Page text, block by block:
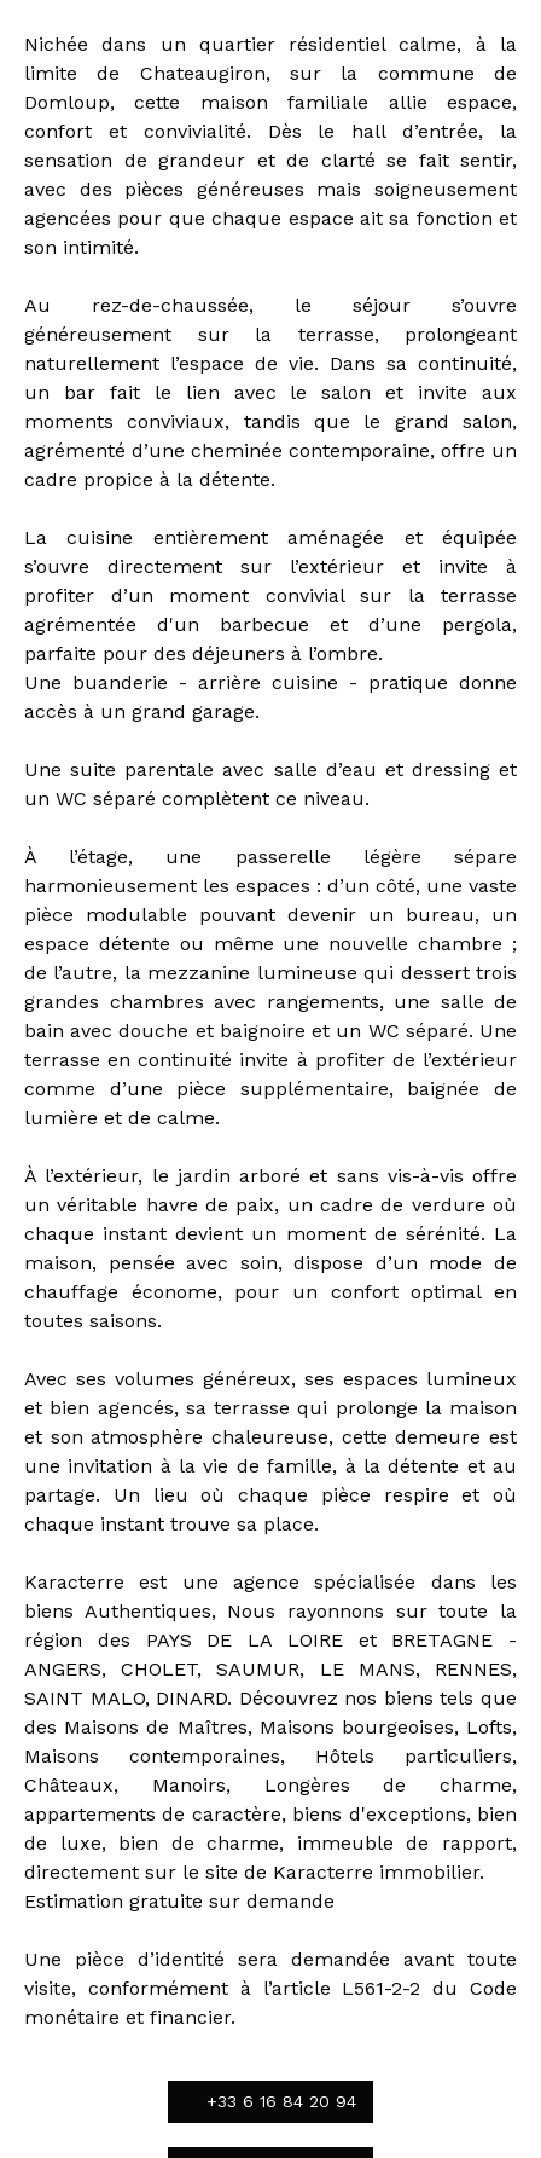
Nichée dans un quartier résidentiel calme, à la
limite de Chateaugiron, sur la commune de
Domloup, cette maison familiale allie espace,
confort et convivialité. Dès le hall d’entrée, la
sensation de grandeur et de clarté se fait sentir,
avec des pièces généreuses mais soigneusement
agencées pour que chaque espace ait sa fonction et
son intimité.
Au rez-de-chaussée, le séjour s’ouvre
généreusement sur la terrasse, prolongeant
naturellement l’espace de vie. Dans sa continuité,
un bar fait le lien avec le salon et invite aux
moments conviviaux, tandis que le grand salon,
agrémenté d’une cheminée contemporaine, offre un
cadre propice à la détente.
La cuisine entièrement aménagée et équipée
s’ouvre directement sur l’extérieur et invite à
profiter d’un moment convivial sur la terrasse
agrémentée d'un barbecue et d’une pergola,
parfaite pour des déjeuners à l’ombre.
Une buanderie - arrière cuisine - pratique donne
accès à un grand garage.
Une suite parentale avec salle d’eau et dressing et
un WC séparé complètent ce niveau.
À l’étage, une passerelle légère sépare
harmonieusement les espaces : d’un côté, une vaste
pièce modulable pouvant devenir un bureau, un
espace détente ou même une nouvelle chambre ;
de l’autre, la mezzanine lumineuse qui dessert trois
grandes chambres avec rangements, une salle de
bain avec douche et baignoire et un WC séparé. Une
terrasse en continuité invite à profiter de l’extérieur
comme d’une pièce supplémentaire, baignée de
lumière et de calme.
À l’extérieur, le jardin arboré et sans vis-à-vis offre
un véritable havre de paix, un cadre de verdure où
chaque instant devient un moment de sérénité. La
maison, pensée avec soin, dispose d’un mode de
chauffage économe, pour un confort optimal en
toutes saisons.
Avec ses volumes généreux, ses espaces lumineux
et bien agencés, sa terrasse qui prolonge la maison
et son atmosphère chaleureuse, cette demeure est
une invitation à la vie de famille, à la détente et au
partage. Un lieu où chaque pièce respire et où
chaque instant trouve sa place.
Karacterre est une agence spécialisée dans les
biens Authentiques, Nous rayonnons sur toute la
région des PAYS DE LA LOIRE et BRETAGNE -
ANGERS, CHOLET, SAUMUR, LE MANS, RENNES,
SAINT MALO, DINARD. Découvrez nos biens tels que
des Maisons de Maîtres, Maisons bourgeoises, Lofts,
Maisons contemporaines, Hôtels particuliers,
Châteaux, Manoirs, Longères de charme,
appartements de caractère, biens d'exceptions, bien
de luxe, bien de charme, immeuble de rapport,
directement sur le site de Karacterre immobilier.
Estimation gratuite sur demande
Une pièce d’identité sera demandée avant toute
visite, conformément à l’article L561-2-2 du Code
monétaire et financier.
+33 6 16 84 20 94